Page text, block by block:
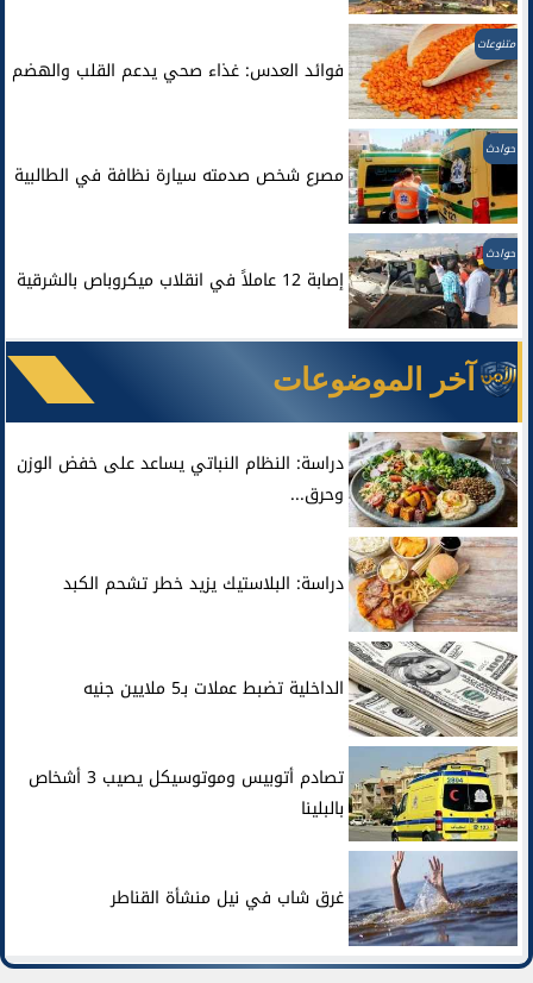
متنوعات
فوائد العدس: غذاء صحي يدعم القلب والهضم
حوادث
مصرع شخص صدمته سيارة نظافة في الطالبية
حوادث
إصابة 12 عاملاً في انقلاب ميكروباص بالشرقية
آخر الموضوعات
دراسة: النظام النباتي يساعد على خفض الوزن
وحرق...
دراسة: البلاستيك يزيد خطر تشحم الكبد
الداخلية تضبط عملات بـ5 ملايين جنيه
تصادم أتوبيس وموتوسيكل يصيب 3 أشخاص
بالبلينا
غرق شاب في نيل منشأة القناطر